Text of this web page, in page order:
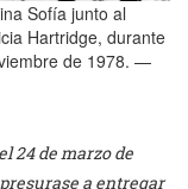
Sofía junto al
Hartridge, durante
de 1978. —
24 de marzo de
a entregar